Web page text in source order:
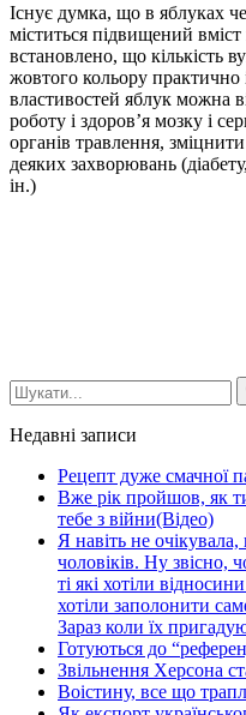
Існує думка, що в яблуках
міститься підвищений
встановлено, що кількість
жовтого кольору
властивостей яблук можна
роботу і здоров’я мозку і
органів травлення,
деяких захворювань
ін.)
Шукати...
Недавні записи
Рецепт дуже смачної
Вже рік пройшов, як
тебе з війни(Відео)
Я навіть не
чоловіків. Ну звісно,
ті які хотіли
хотіли заполонити
Зараз коли їх
Готуються до
Звільнення Херсона
Воістину, все що